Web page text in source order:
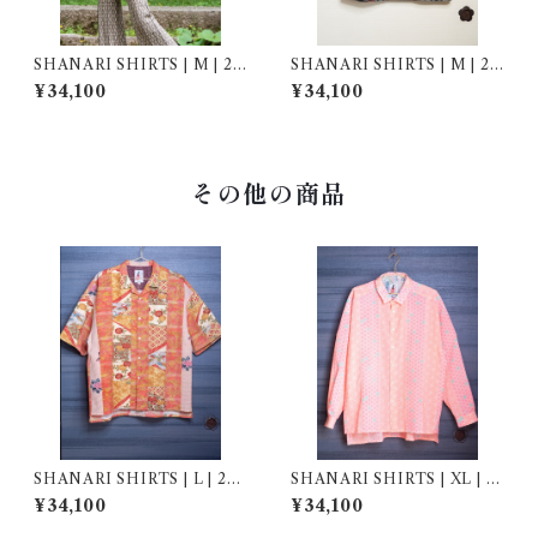
SHANARI SHIRTS | M | 26
3056
¥34,100
SHANARI SHIRTS | M | 26
4046
¥34,100
その他の商品
SHANARI SHIRTS | L | 263
077
¥34,100
SHANARI SHIRTS | XL | 2
61031
¥34,100